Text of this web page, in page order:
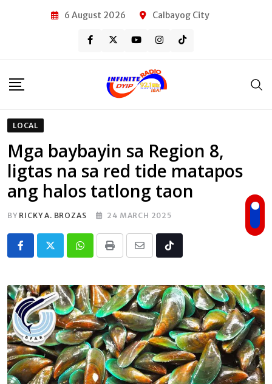
6 August 2026 Calbayog City
LOCAL
Mga baybayin sa Region 8,
ligtas na sa red tide matapos
ang halos tatlong taon
BY RICKY A. BROZAS 24 MARCH 2025
Whatsapp
Print
Share
Email
Tiktok